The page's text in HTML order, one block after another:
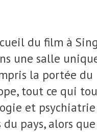
du film à
une salle
la portée du
tout ce qui
et
pays, alors